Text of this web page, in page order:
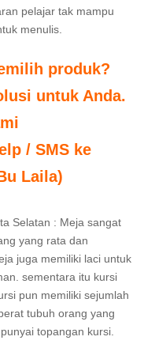
pelajar tak mampu
menulis.
produk?
untuk Anda.
/ SMS ke
Laila)
Selatan : Meja sangat
yang rata dan
juga memiliki laci untuk
sementara itu kursi
pun memiliki sejumlah
tubuh orang yang
topangan kursi.